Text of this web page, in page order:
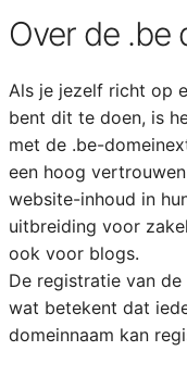
Over de .be
Als je jezelf richt op
bent dit te doen, is
met de .be-
een hoog
website-inhoud in
uitbreiding voor
ook voor blogs.
De registratie van
wat betekent dat
domeinnaam kan